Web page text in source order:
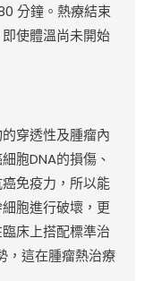
分鐘。熱療結束
使體溫尚未開始
穿透性及腫瘤內
胞DNA的損傷、
免疫力，所以能
胞進行破壞，更
床上搭配標準治
，這在腫瘤熱治療